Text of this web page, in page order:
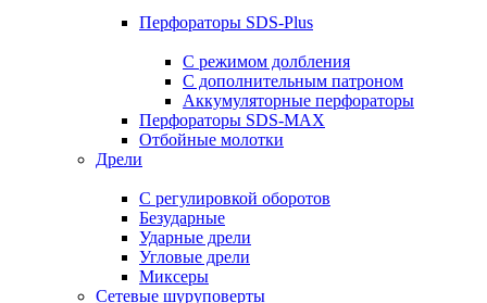
Перфораторы SDS-Plus
С режимом долбления
С дополнительным патроном
Аккумуляторные перфораторы
Перфораторы SDS-MAX
Отбойные молотки
Дрели
С регулировкой оборотов
Безударные
Ударные дрели
Угловые дрели
Миксеры
Сетевые шуруповерты